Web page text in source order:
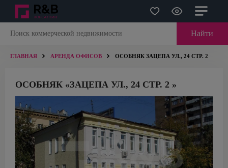
Найти
ГЛАВНАЯ АРЕНДА ОФИСОВ ОСОБНЯК ЗАЦЕПА УЛ., 24 СТР. 2
ОСОБНЯК «ЗАЦЕПА УЛ., 24 СТР. 2 »